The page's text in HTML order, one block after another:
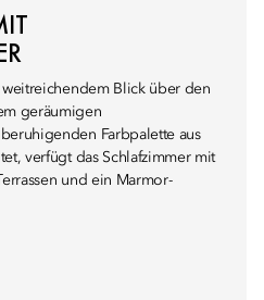
weitreichendem Blick über den
geräumigen
Farbpalette aus
verfügt das Schlafzimmer mit
und ein Marmor-